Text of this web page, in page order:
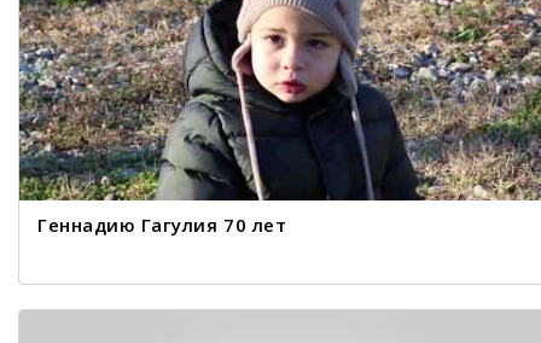
Геннадию Гагулия 70 лет